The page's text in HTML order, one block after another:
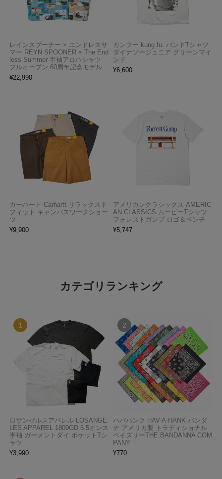
レインスプーナー × エンドレスサ
マー REYN SPOONER × The End
less Summer 半袖アロハシャツ
フルオープン 60周年記念モデル
¥22,990
カンフー kung fu. バンドTシャツ
ダイナソージュニア グリーンマイ
ンド
¥6,600
カーハート Carhartt リラックスド
フィット キャンバスワークショー
ツ
¥9,900
アメリカンクラシックス AMERIC
AN CLASSICS ムービーTシャツ
フォレストガンプ ロゴ＆ベンチ
¥5,747
カテゴリランキング
ロサンゼルスアパレル LOSANGE
LES APPAREL 1809GD 6.5オンス
半袖 ガーメントダイ ポケットTシ
ャツ
¥3,990
ハバハンク HAV-A-HANK バンダ
ナ アメリカ製 トラディショナル
ペイズリーTHE BANDANNA COM
PANY
¥770